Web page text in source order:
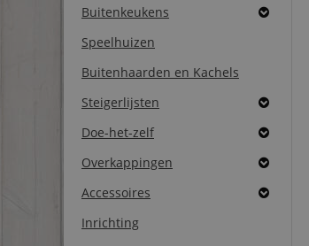
Buitenkeukens
Speelhuizen
Buitenhaarden en Kachels
Steigerlijsten
Doe-het-zelf
Overkappingen
Accessoires
Inrichting